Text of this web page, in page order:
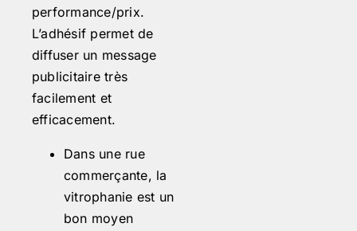
performance/prix.
L’adhésif permet de
diffuser un message
publicitaire très
facilement et
efficacement.
Dans une rue
commerçante, la
vitrophanie est un
bon moyen